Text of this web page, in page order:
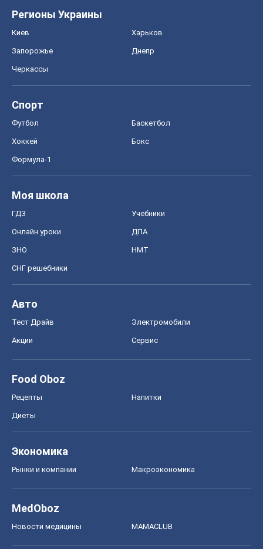
Регионы Украины
Киев Харьков
Запорожье Днепр
Черкассы
Спорт
Футбол Баскетбол
Хоккей Бокс
Формула-1
Моя школа
ГДЗ Учебники
Онлайн уроки ДПА
ЗНО НМТ
СНГ решебники
Авто
Тест Драйв Электромобили
Акции Сервис
Food Oboz
Рецепты Напитки
Диеты
Экономика
Рынки и компании Mакроэкономика
MedOboz
Новости медицины MAMACLUB